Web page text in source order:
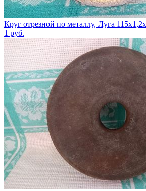
Круг отрезной по металлу, Луга
1 руб.